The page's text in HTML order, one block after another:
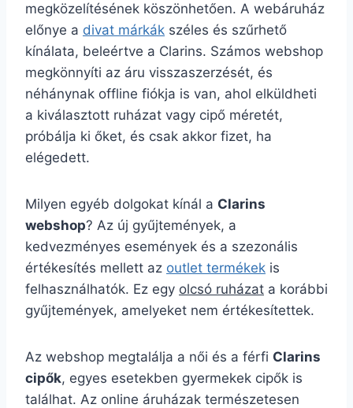
megközelítésének köszönhetően. A webáruház
előnye a divat márkák széles és szűrhető
kínálata, beleértve a Clarins. Számos webshop
megkönnyíti az áru visszaszerzését, és
néhánynak offline fiókja is van, ahol elküldheti
a kiválasztott ruházat vagy cipő méretét,
próbálja ki őket, és csak akkor fizet, ha
elégedett.
Milyen egyéb dolgokat kínál a Clarins
webshop? Az új gyűjtemények, a
kedvezményes események és a szezonális
értékesítés mellett az outlet termékek is
felhasználhatók. Ez egy olcsó ruházat a korábbi
gyűjtemények, amelyeket nem értékesítettek.
Az webshop megtalálja a női és a férfi Clarins
cipők, egyes esetekben gyermekek cipők is
találhat. Az online áruházak természetesen